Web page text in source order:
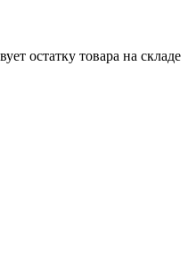
остатку товара на складе